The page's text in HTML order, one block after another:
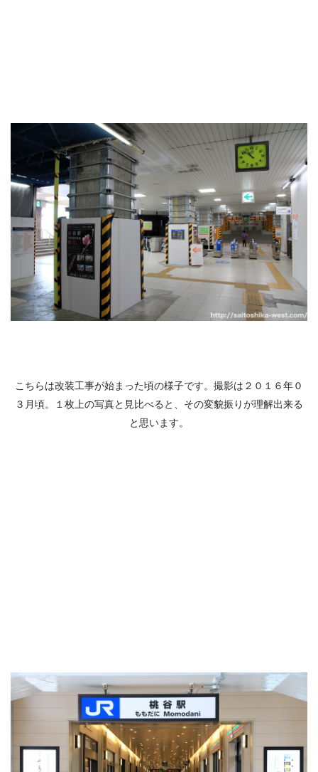
こちらは改装工事が始まった頃の様子です。撮影は２０１６年０
３月頃。１枚上の写真と見比べると、その変貌振りが理解出来る
と思います。